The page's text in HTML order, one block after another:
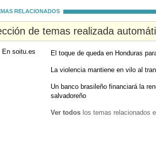
RELACIONADOS
de temas realizada
En soitu.es El toque de queda en Honduras
La violencia mantiene en vilo al
Un banco brasileño financiará la
salvadoreño
Ver todos los temas relacionados